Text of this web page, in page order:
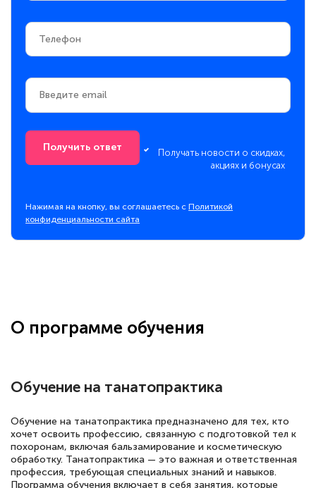
Получить ответ
Получать новости о скидках,
акциях и бонусах
Нажимая на кнопку, вы соглашаетесь сПолитикой
конфиденциальности сайта
О программе обучения
Обучение на танатопрактика
Обучение на танатопрактика предназначено для тех, кто
хочет освоить профессию, связанную с подготовкой тел к
похоронам, включая бальзамирование и косметическую
обработку. Танатопрактика — это важная и ответственная
профессия, требующая специальных знаний и навыков.
Программа обучения включает в себя занятия, которые